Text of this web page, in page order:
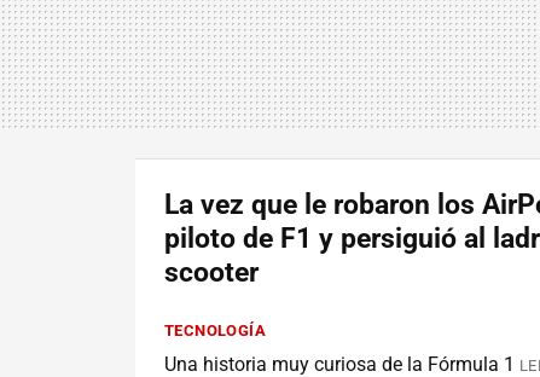
La vez que le robaron los
piloto de F1 y persiguió al
scooter
TECNOLOGÍA
Una historia muy curiosa de la Fórmula 1